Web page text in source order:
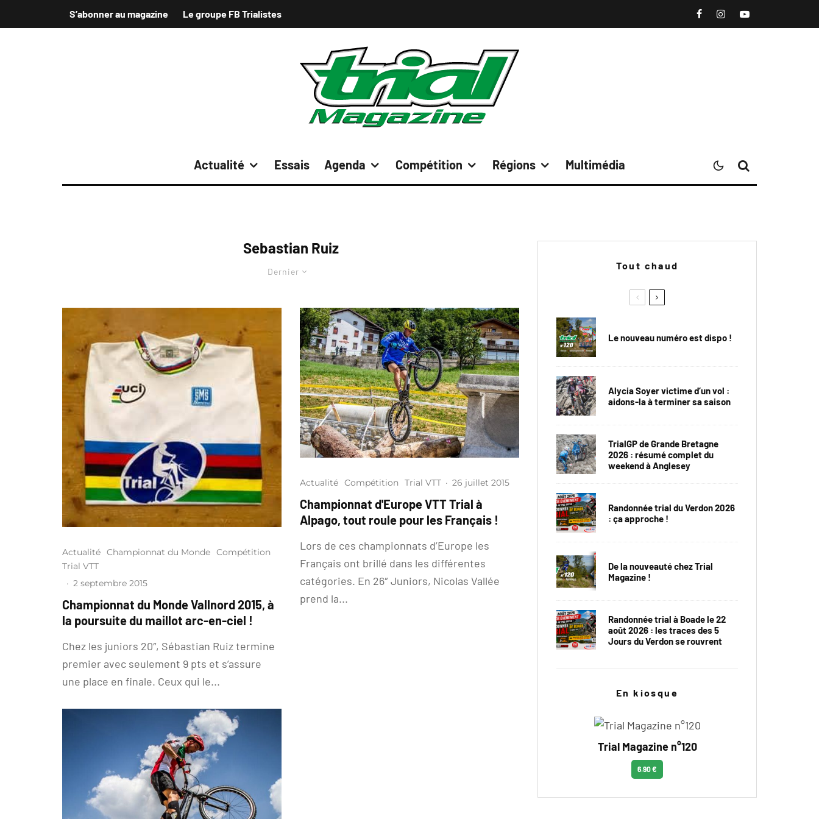
S’abonner au magazine Le groupe FB Trialistes
Actualité Essais Agenda Compétition Régions Multimédia
Sebastian Ruiz
Dernier
Actualité Championnat du Monde Compétition
Trial VTT
· 2 septembre 2015
Championnat du Monde Vallnord 2015, à
la poursuite du maillot arc-en-ciel !
Chez les juniors 20″, Sébastian Ruiz termine
premier avec seulement 9 pts et s’assure
une place en finale. Ceux qui le...
Actualité Compétition Trial VTT · 26 juillet 2015
Championnat d'Europe VTT Trial à
Alpago, tout roule pour les Français !
Lors de ces championnats d’Europe les
Français ont brillé dans les différentes
catégories. En 26″ Juniors, Nicolas Vallée
prend la...
Tout chaud
Le nouveau numéro est dispo !
Alycia Soyer victime d’un vol :
aidons-la à terminer sa saison
TrialGP de Grande Bretagne
2026 : résumé complet du
weekend à Anglesey
Randonnée trial du Verdon 2026
: ça approche !
De la nouveauté chez Trial
Magazine !
Randonnée trial à Boade le 22
août 2026 : les traces des 5
Jours du Verdon se rouvrent
En kiosque
Trial Magazine n°120
6.90 €